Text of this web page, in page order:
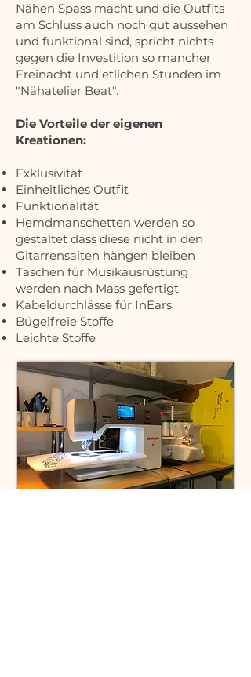
Nähen Spass macht und die Outfits
am Schluss auch noch gut aussehen
und funktional sind, spricht nichts
gegen die Investition so mancher
Freinacht und etlichen Stunden im
"Nähatelier Beat".
Die Vorteile der eigenen
Kreationen:
Exklusivität
Einheitliches Outfit
Funktionalität
Hemdmanschetten werden so
gestaltet dass diese nicht in den
Gitarrensaiten hängen bleiben
Taschen für Musikausrüstung
werden nach Mass gefertigt
Kabeldurchlässe für InEars
Bügelfreie Stoffe
Leichte Stoffe